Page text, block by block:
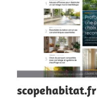
scopehabitat.fr